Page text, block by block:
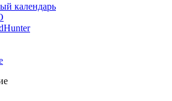
календарь